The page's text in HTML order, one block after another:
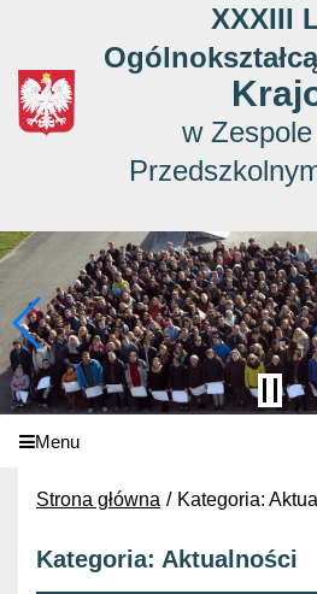
XXXIII
w
Menu
Strona główna Kategoria:
Kategoria: Aktualności